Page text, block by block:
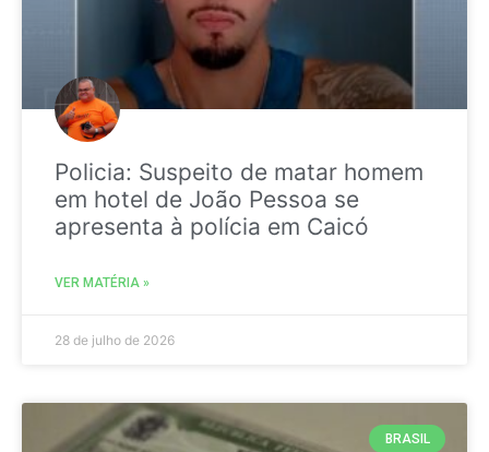
Policia: Suspeito de matar homem
em hotel de João Pessoa se
apresenta à polícia em Caicó
VER MATÉRIA »
28 de julho de 2026
BRASIL